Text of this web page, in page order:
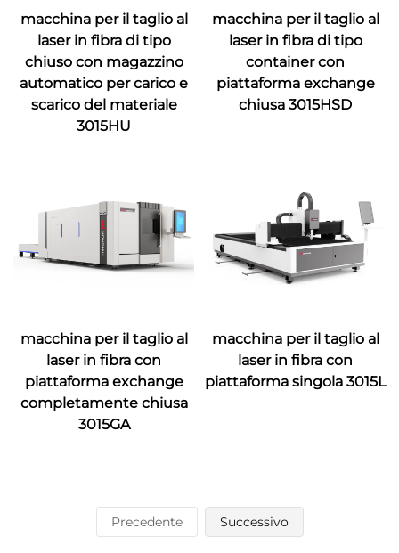
macchina per il taglio al
laser in fibra di tipo
chiuso con magazzino
automatico per carico e
scarico del materiale
3015HU
macchina per il taglio al
laser in fibra di tipo
container con
piattaforma exchange
chiusa 3015HSD
macchina per il taglio al
laser in fibra con
piattaforma exchange
completamente chiusa
3015GA
macchina per il taglio al
laser in fibra con
piattaforma singola 3015L
Precedente Successivo